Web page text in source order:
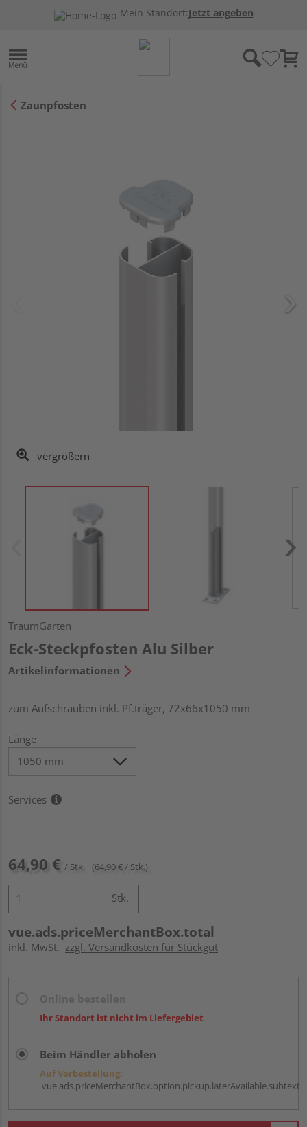
Mein Standort:Jetzt angeben
Zaunpfosten
vergrößern
TraumGarten
Eck-Steckpfosten Alu Silber
Artikelinformationen
zum Aufschrauben inkl. Pf.träger, 72x66x1050 mm
Länge
Services
64,90 € / Stk. (64,90 € / Stk.)
Stk.
vue.ads.priceMerchantBox.total
inkl. MwSt. zzgl. Versandkosten für Stückgut
Ihr Standort ist nicht im Liefergebiet
Beim Händler abholen
Auf Vorbestellung:
vue.ads.priceMerchantBox.option.pickup.laterAvailable.subtext